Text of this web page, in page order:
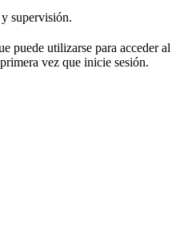
supervisión.
puede utilizarse para acceder
vez que inicie sesión.